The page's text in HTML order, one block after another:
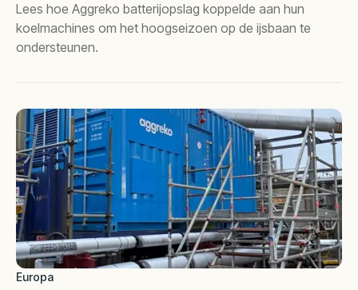
Lees hoe Aggreko batterijopslag koppelde aan hun
koelmachines om het hoogseizoen op de ijsbaan te
ondersteunen.
Europa